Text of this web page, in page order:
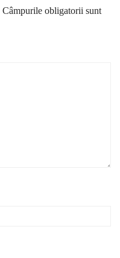
Câmpurile obligatorii sunt